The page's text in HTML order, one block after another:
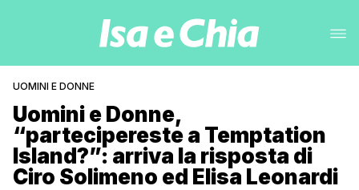
UOMINI E DONNE
Uomini e Donne,
“partecipereste a Temptation
Island?”: arriva la risposta di
Ciro Solimeno ed Elisa Leonardi